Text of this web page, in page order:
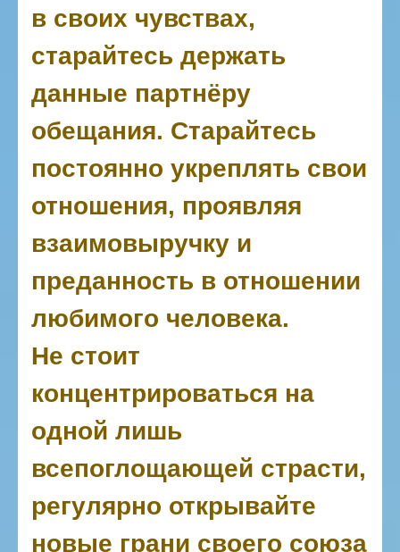
в своих чувствах,
старайтесь держать
данные партнёру
обещания. Старайтесь
постоянно укреплять свои
отношения, проявляя
взаимовыручку и
преданность в отношении
любимого человека.
Не стоит
концентрироваться на
одной лишь
всепоглощающей страсти,
регулярно открывайте
новые грани своего союза